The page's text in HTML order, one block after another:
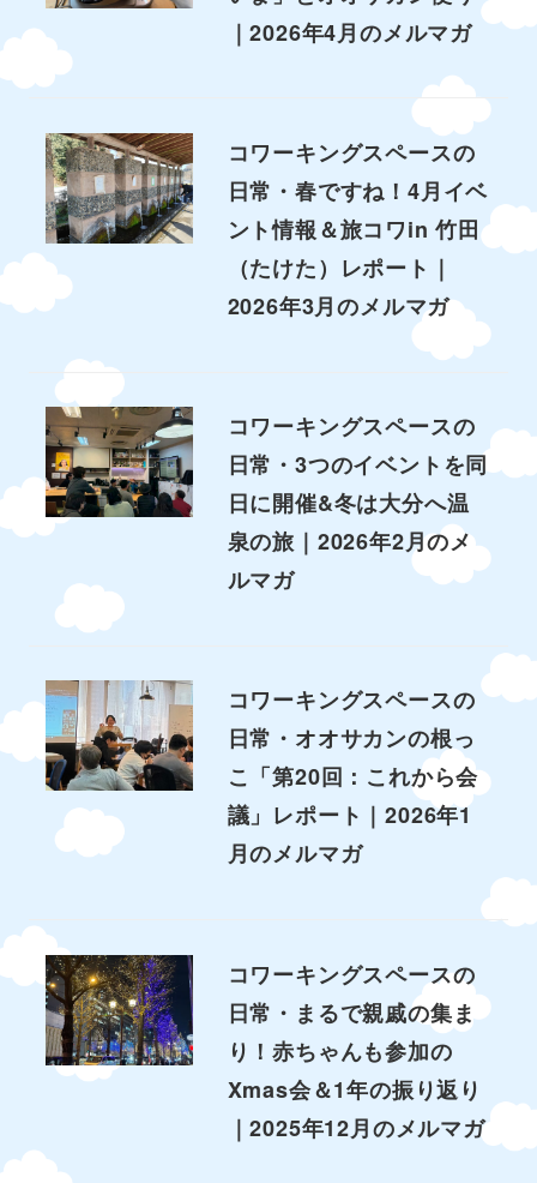
｜2026年4月のメルマガ
コワーキングスペースの
日常・春ですね！4月イベ
ント情報＆旅コワin 竹田
（たけた）レポート｜
2026年3月のメルマガ
コワーキングスペースの
日常・3つのイベントを同
日に開催&冬は大分へ温
泉の旅｜2026年2月のメ
ルマガ
コワーキングスペースの
日常・オオサカンの根っ
こ「第20回：これから会
議」レポート｜2026年1
月のメルマガ
コワーキングスペースの
日常・まるで親戚の集ま
り！赤ちゃんも参加の
Xmas会＆1年の振り返り
｜2025年12月のメルマガ